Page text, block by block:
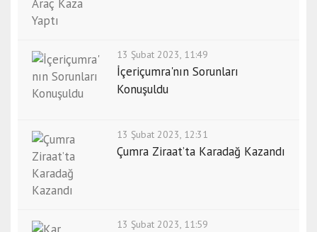
13 Şubat 2023, 11:49
İçeriçumra'nın Sorunları
Konuşuldu
13 Şubat 2023, 12:31
Çumra Ziraat’ta Karadağ Kazandı
13 Şubat 2023, 11:59